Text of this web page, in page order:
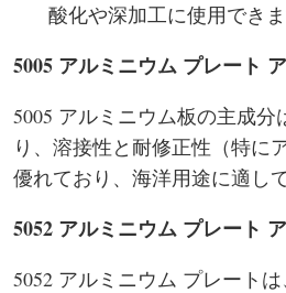
酸化や深加工に使用できま
5005 アルミニウム プレート
5005 アルミニウム板の主成分
り、溶接性と耐修正性（特に
優れており、海洋用途に適し
5052 アルミニウム プレート
5052 アルミニウム プレート